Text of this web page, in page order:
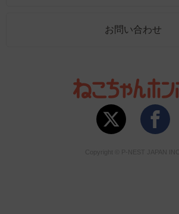
お問い合わせ
Copyright © P-NEST JAPAN INC.